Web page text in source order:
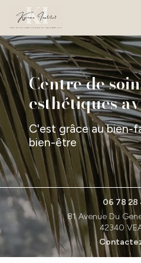
contenu
principal
Centre de
esthétiques
C'est grâce au bien-
bien-être
06 78 28
81 Avenue Du
42340